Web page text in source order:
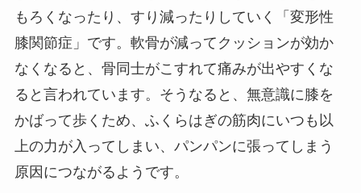
もろくなったり、すり減ったりしていく「変形性
膝関節症」です。軟骨が減ってクッションが効か
なくなると、骨同士がこすれて痛みが出やすくな
ると言われています。そうなると、無意識に膝を
かばって歩くため、ふくらはぎの筋肉にいつも以
上の力が入ってしまい、パンパンに張ってしまう
原因につながるようです。